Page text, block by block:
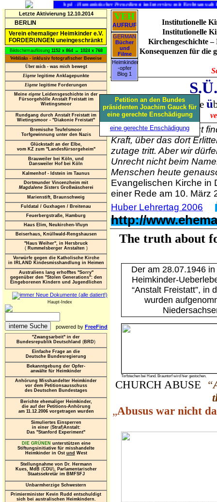
Humanistischer Pressedienstim Interview mit Rechtsanwalt Robert
Letzte Aktivierung 12.10.2014
BERLIN
Verein ehemaliger Heimkinder e.V.
FORDERUNGEN uneingeschränkt
Bildschirmauflösung 1152 x 864 ↔ 1024 x 768
Weblinks - inklusiv fotografischer Beweise
Über mich- was mich bewegt
Eigene legitime Anklagepunkte
Eigene legitime Forderungen
Meine eigene Leidensgeschichte in der
Fürsorgehölle Anstalt Freistatt im
Wietingsmoor
Rundgang durch Anstalt Freistatt im
Wietingsmoor - "Diakonie Freistatt"
Bremische Teufelsmoor
Torfgewinnung unter den Nazis
Glückstadt an der Elbe,
vom KZ zum "Landesfürsorgeheim"
Brauweiler bei Köln, und
Dansweiler Hof bei Köln
Kalmenhof - Idstein im Taunus
Dortmunder Vincenzheim mit
Magdalene SistersGroßwäscherei
Marienstift, Braunschweig
Fuldatal / Guxhagen / Breitenau
Feuerbergstraße, Hamburg
Haus Elim, Neukirchen-Vluyn
Beiserhaus, Knüllwald-Rengshausen
"Haus Weiher", in Hersbruck
(Rummelsberger Anstalten )
Vorwürfe gegen die Katholische Kirche
in IRLAND Kindesmisshandlung in Heimen
Australiens lang erhofftes "Sorry"
gegenüber den "Stolen Generations": den
Eingeborenen Kindern und Jugendlichen
Haupt-Index
powered by FreeFind
"Zwangsarbeit" in der
Bundesrepublik Deutschland ( BRD)
Einfache Frage an die
Deutsche Bundesregierung
Bekanntgebung der Opfer-
anwälte für Heimkinder
Anhörung Misshandelter Heimkinder
vor dem Petitionsausschuss
des Deutschen Bundestages
Berichte ehemaliger Heimkinder,
die auf der Petitions-Anhörung
am 11.12.2006 vorgetragen wurden
Simuliertes Einsperren
in einer (Straf)Anstalt:
Das "Stanford Experiment"
DIE GRÜNEN unterstützen eine
Stiftungsinitiative für misshandelte
Heimkinder in Ost und West
Stellungnahme von Dr. Hermann
Kues, MdB (CDU), Parlamentarischer
Staatssekretär im BMFSFJ
Unbarmherzige Schwestern
Primierminister Kevin Rudd entschuldigt
sich bei australischen Heimkindern.
VEH
AUFRUF
GERMAN
Bücher
und
Filme
Heimkinder
-opfer
Blog 1
Institutionelle
Institutionelle
Kirchengeschichte
Konsequenzen für die
Sachkundige ü
"Erst jetzt
Kraft, über das dort
zutage tritt. Aber wir
Unrecht nicht beim
Menschen heute
Evangelischen Kirche in
einer Rede am 10. März
Huber Lehrertag 2006
http://
The truth about
Der am 28.07.1946
Heimkinder-
“Anstalt Freistatt”, in
wurden
Torfstechen bei Hand. Brauntorf wird hier gestochen.
CHURCH ABUSE “
„Abusus war nicht
Petition an den Bundes
präsidenten Joachim Gauck für
eine gerechte Enschädigung
eine gerechte Enschädigung